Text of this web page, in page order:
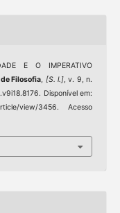
E O IMPERATIVO
Filosofia, [S. l.], v. 9, n.
Disponível em:
view/3456. Acesso